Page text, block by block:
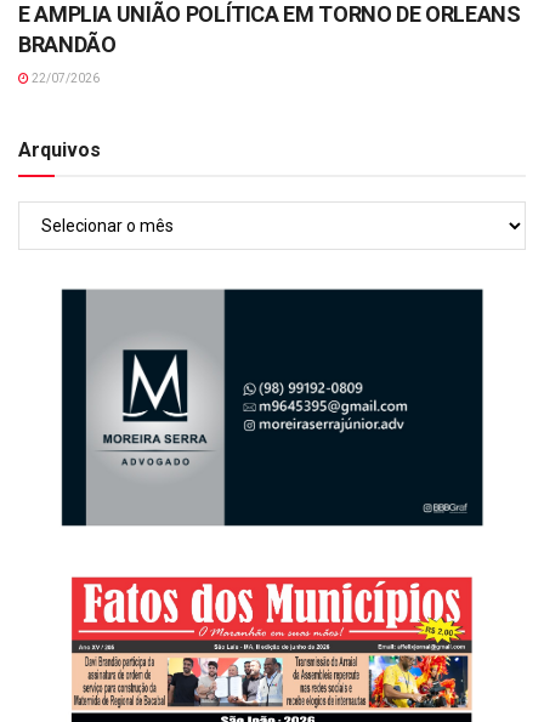
E AMPLIA UNIÃO POLÍTICA EM TORNO DE ORLEANS
BRANDÃO
22/07/2026
Arquivos
Arquivos